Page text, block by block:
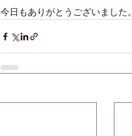
今日もありがとうございました。